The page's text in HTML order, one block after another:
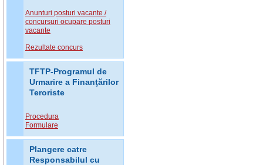
Anunturi posturi vacante /
concursuri ocupare posturi
vacante
Rezultate concurs
TFTP-Programul de
Urmarire a Finanţărilor
Teroriste
Procedura
Formulare
Plangere catre
Responsabilul cu